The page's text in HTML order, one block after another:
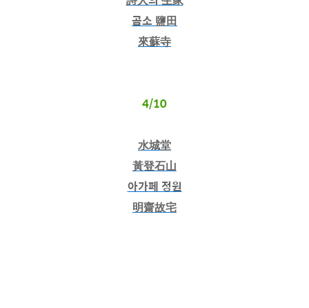
곰소 鹽田
來蘇寺
4/10
水城堂
黃登石山
아가페 정원
明齋故宅